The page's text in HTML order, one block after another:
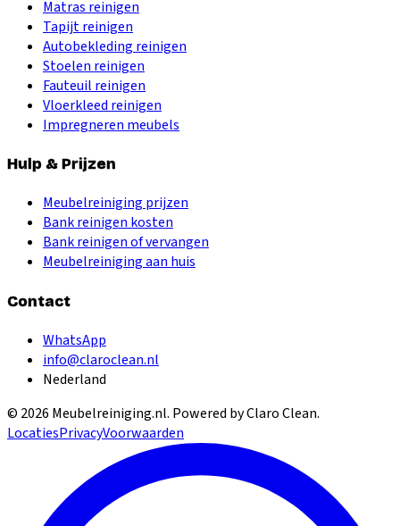
Matras reinigen
Tapijt reinigen
Autobekleding reinigen
Stoelen reinigen
Fauteuil reinigen
Vloerkleed reinigen
Impregneren meubels
Hulp & Prijzen
Meubelreiniging prijzen
Bank reinigen kosten
Bank reinigen of vervangen
Meubelreiniging aan huis
Contact
WhatsApp
info@claroclean.nl
Nederland
© 2026 Meubelreiniging.nl. Powered by Claro Clean.
LocatiesPrivacyVoorwaarden